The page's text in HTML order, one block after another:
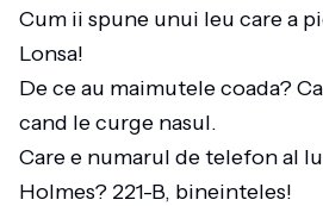
Cum ii spune unui leu care a
Lonsa!
De ce au maimutele coada?
cand le curge nasul.
Care e numarul de telefon al
Holmes? 221-B, bineinteles!